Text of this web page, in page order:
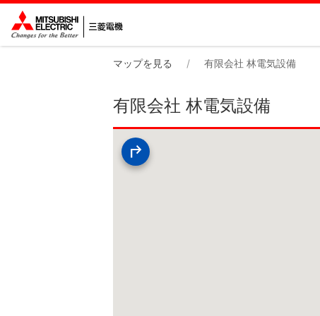
マップを見る 有限会社 林電気設備
有限会社 林電気設備